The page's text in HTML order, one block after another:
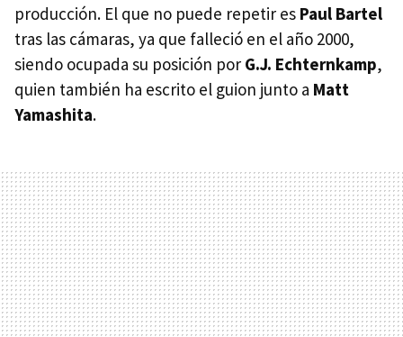
producción. El que no puede repetir es Paul Bartel
tras las cámaras, ya que falleció en el año 2000,
siendo ocupada su posición por G.J. Echternkamp,
quien también ha escrito el guion junto a Matt
Yamashita.